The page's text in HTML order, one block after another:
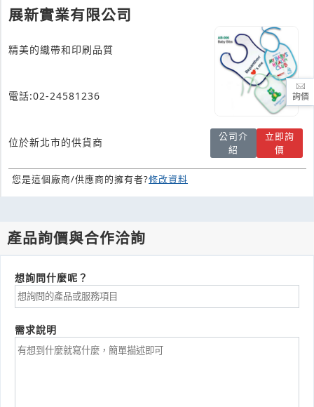
展新實業有限公司
精美的織帶和印刷品質
電話:02-24581236
位於新北市的供貨商
公司介
紹
立即詢
價
您是這個廠商/供應商的擁有者?修改資料
產品詢價與合作洽詢
想詢問什麼呢？
需求說明
詢價